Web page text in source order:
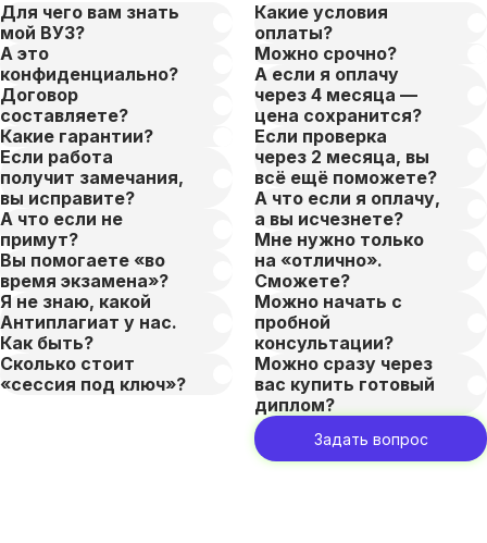
Для чего вам знать
мой ВУЗ?
А это
конфиденциально?
Договор
составляете?
Какие гарантии?
Если работа
получит замечания,
вы исправите?
А что если не
примут?
Вы помогаете «во
время экзамена»?
Я не знаю, какой
Антиплагиат у нас.
Как быть?
Сколько стоит
«сессия под ключ»?
Какие условия
оплаты?
Можно срочно?
А если я оплачу
через 4 месяца —
цена сохранится?
Если проверка
через 2 месяца, вы
всё ещё поможете?
А что если я оплачу,
а вы исчезнете?
Мне нужно только
на «отлично».
Сможете?
Можно начать с
пробной
консультации?
Можно сразу через
вас купить готовый
диплом?
Задать вопрос